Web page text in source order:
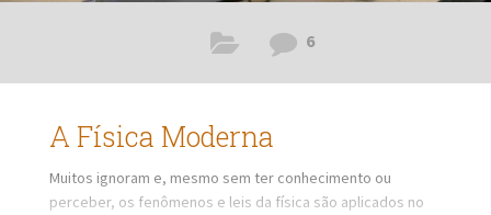
6
A Física Moderna
Muitos ignoram e, mesmo sem ter conhecimento ou
perceber, os fenômenos e leis da física são aplicados no